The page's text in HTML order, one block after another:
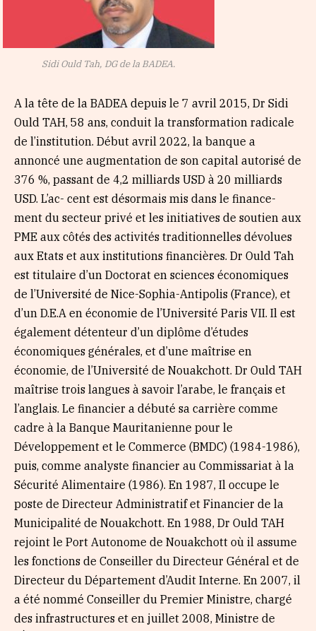
Sidi Ould Tah, DG de la BADEA.
A la tête de la BADEA depuis le 7 avril 2015, Dr Sidi
Ould TAH, 58 ans, conduit la transformation radicale
de l’institution. Début avril 2022, la banque a
annoncé une augmentation de son capital autorisé de
376 %, passant de 4,2 milliards USD à 20 milliards
USD. L’ac- cent est désormais mis dans le finance-
ment du secteur privé et les initiatives de soutien aux
PME aux côtés des activités traditionnelles dévolues
aux Etats et aux institutions financières. Dr Ould Tah
est titulaire d’un Doctorat en sciences économiques
de l’Université de Nice-Sophia-Antipolis (France), et
d’un D.E.A en économie de l’Université Paris VII. Il est
également détenteur d’un diplôme d’études
économiques générales, et d’une maîtrise en
économie, de l’Université de Nouakchott. Dr Ould TAH
maîtrise trois langues à savoir l’arabe, le français et
l’anglais. Le financier a débuté sa carrière comme
cadre à la Banque Mauritanienne pour le
Développement et le Commerce (BMDC) (1984-1986),
puis, comme analyste financier au Commissariat à la
Sécurité Alimentaire (1986). En 1987, Il occupe le
poste de Directeur Administratif et Financier de la
Municipalité de Nouakchott. En 1988, Dr Ould TAH
rejoint le Port Autonome de Nouakchott où il assume
les fonctions de Conseiller du Directeur Général et de
Directeur du Département d’Audit Interne. En 2007, il
a été nommé Conseiller du Premier Ministre, chargé
des infrastructures et en juillet 2008, Ministre de